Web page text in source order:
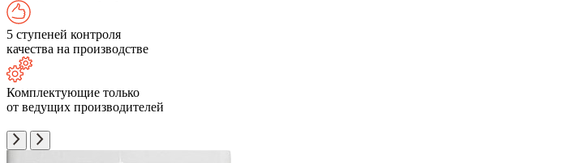
5 ступеней контроля
качества на производстве
Комплектующие только
от ведущих производителей